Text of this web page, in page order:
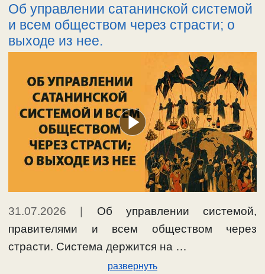
Об управлении сатанинской системой
и всем обществом через страсти; о
выходе из нее.
31.07.2026
Об управлении системой,
правителями и всем обществом через
страсти. Система держится на …
развернуть